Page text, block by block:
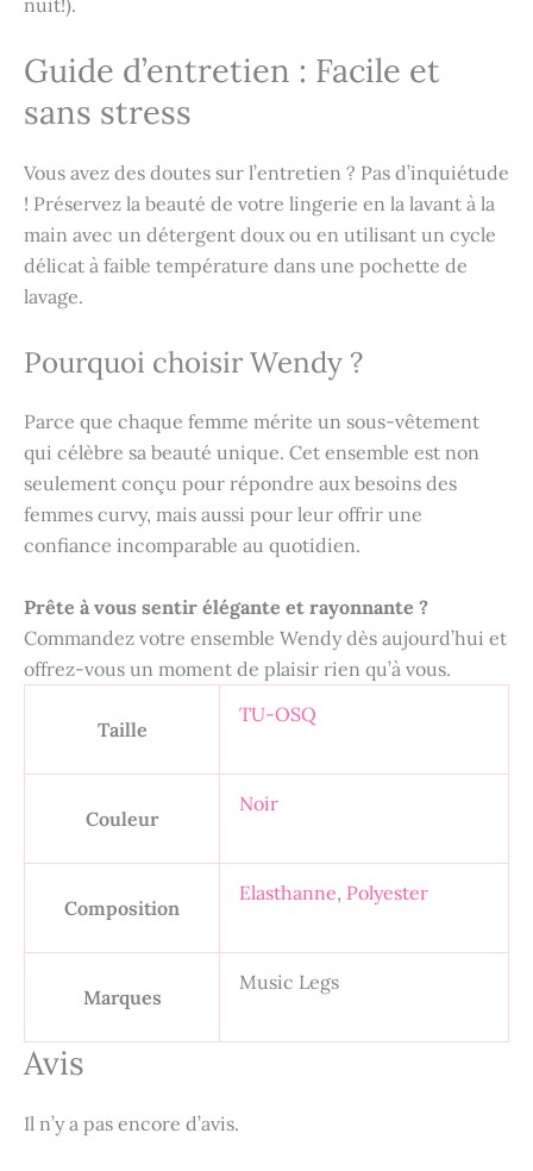
Guide d’entretien : Facile et
sans stress
Vous avez des doutes sur l’entretien ? Pas d’inquiétude
! Préservez la beauté de votre lingerie en la lavant à la
main avec un détergent doux ou en utilisant un cycle
délicat à faible température dans une pochette de
lavage.
Pourquoi choisir Wendy ?
Parce que chaque femme mérite un sous-vêtement
qui célèbre sa beauté unique. Cet ensemble est non
seulement conçu pour répondre aux besoins des
femmes curvy, mais aussi pour leur offrir une
confiance incomparable au quotidien.
Prête à vous sentir élégante et rayonnante ?
Commandez votre ensemble Wendy dès aujourd’hui et
offrez-vous un moment de plaisir rien qu’à vous.
Taille
TU-OSQ
Couleur
Noir
Composition
Elasthanne, Polyester
Marques
Music Legs
Avis
Il n’y a pas encore d’avis.